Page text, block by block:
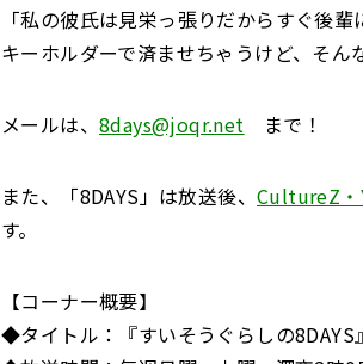
「私の彼氏は見栄っ張りだからすぐ後
キーホルダーで済ませちゃうけど、そん
メールは、 8days@joqr.net まで！
また、「8DAYS」は放送後、 CultureZ・
す。
【コーナー概要】
◆タイトル：『すいそうぐらしの